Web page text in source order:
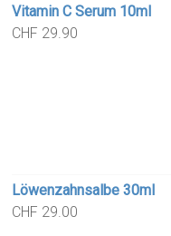
Vitamin C Serum 10ml
CHF 29.90
Löwenzahnsalbe 30ml
CHF 29.00